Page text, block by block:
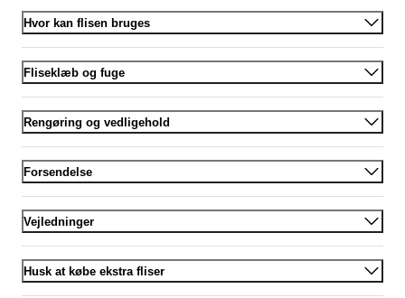
Hvor kan flisen bruges
Fliseklæb og fuge
Rengøring og vedligehold
Forsendelse
Vejledninger
Husk at købe ekstra fliser